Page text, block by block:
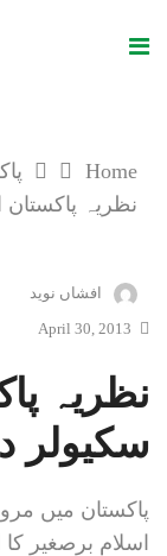
Home
نظریہ
افشاں نوید
April 30, 2013
نظریہ
سکیولر
پاکستان میں
اسلام برصغیر